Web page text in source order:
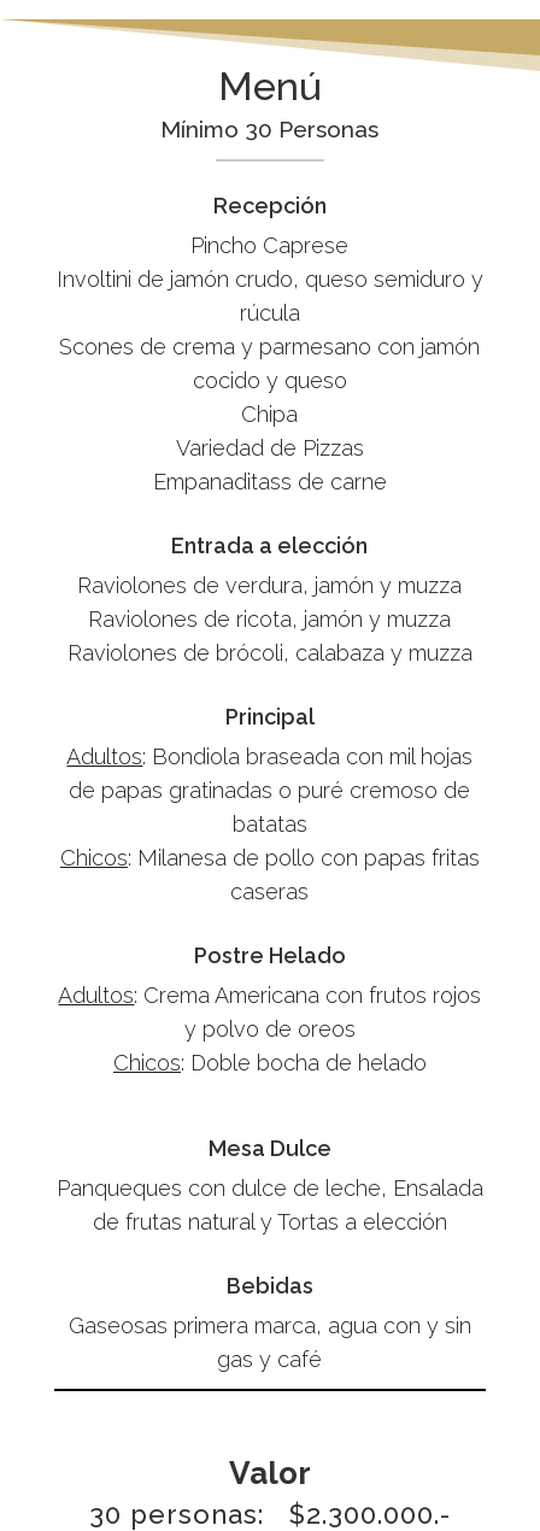
Menú
Mínimo 30 Personas
Recepción
Pincho Caprese
Involtini de jamón crudo, queso semiduro y
rúcula
Scones de crema y parmesano con jamón
cocido y queso
Chipa
Variedad de Pizzas
Empanaditass de carne
Entrada a elección
Raviolones de verdura, jamón y muzza
Raviolones de ricota, jamón y muzza
Raviolones de brócoli, calabaza y muzza
Principal
Adultos: Bondiola braseada con mil hojas
de papas gratinadas o puré cremoso de
batatas
Chicos: Milanesa de pollo con papas fritas
caseras
Postre Helado
Adultos: Crema Americana con frutos rojos
y polvo de oreos
Chicos: Doble bocha de helado
Mesa Dulce
Panqueques con dulce de leche, Ensalada
de frutas natural y Tortas a elección
Bebidas
Gaseosas primera marca, agua con y sin
gas y café
Valor
30 personas: $2.300.000.-